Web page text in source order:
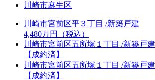
川崎市麻生区
川崎市宮前区平３丁目 /新築戸建
4,480万円（税込）
川崎市宮前区五所塚１丁目 /新築戸建
【成約済】
川崎市宮前区五所塚１丁目 /新築戸建
【成約済】